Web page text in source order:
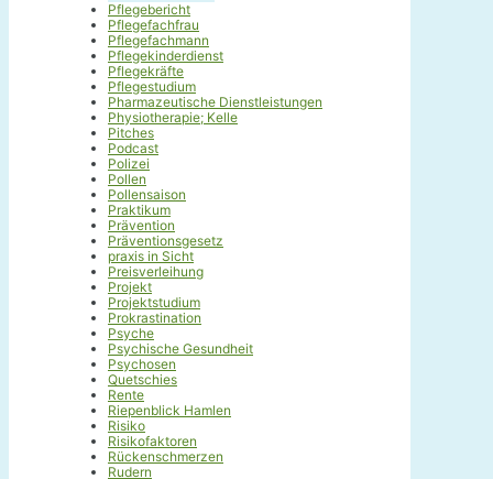
Pflegebericht
Pflegefachfrau
Pflegefachmann
Pflegekinderdienst
Pflegekräfte
Pflegestudium
Pharmazeutische Dienstleistungen
Physiotherapie; Kelle
Pitches
Podcast
Polizei
Pollen
Pollensaison
Praktikum
Prävention
Präventionsgesetz
praxis in Sicht
Preisverleihung
Projekt
Projektstudium
Prokrastination
Psyche
Psychische Gesundheit
Psychosen
Quetschies
Rente
Riepenblick Hamlen
Risiko
Risikofaktoren
Rückenschmerzen
Rudern